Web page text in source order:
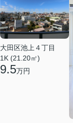
大田区池上４丁目
1K (21.20㎡)
9.5万円